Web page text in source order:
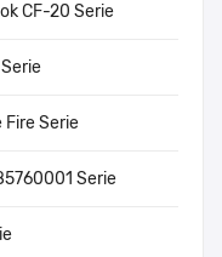
CF-20 Serie
Fire Serie
Serie